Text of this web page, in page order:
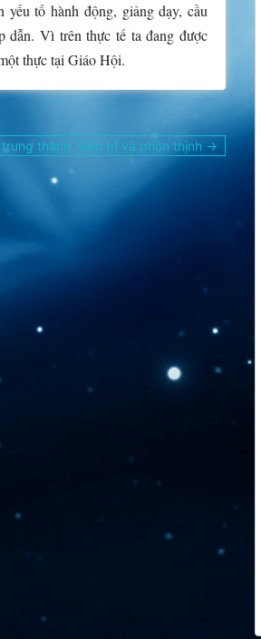
tố hành động, giảng dạy, cầu
dẫn. Vì trên thực tế ta đang được
thực tại Giáo Hội.
thành, kiên trì và phồn thịnh →